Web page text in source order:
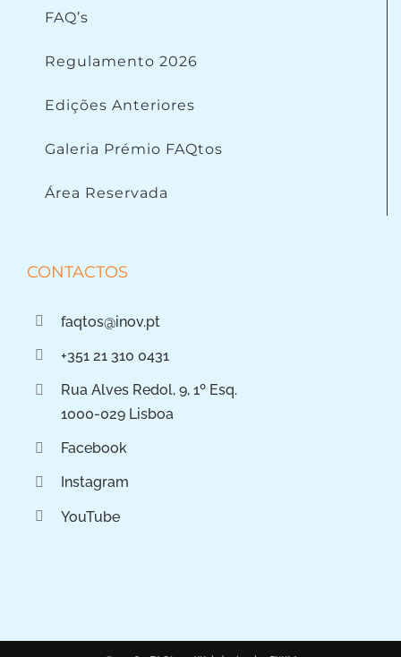
FAQ’s
Regulamento 2026
Edições Anteriores
Galeria Prémio FAQtos
Área Reservada
CONTACTOS
faqtos@inov.pt
+351 21 310 0431
Rua Alves Redol, 9, 1º Esq.
1000-029 Lisboa
Facebook
Instagram
YouTube